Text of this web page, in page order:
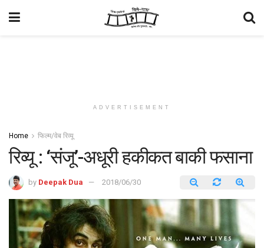
ADVERTISEMENT
Home फिल्म/वेब रिव्यू
रिव्यू : ‘संजू’-अधूरी हकीकत बाकी फसाना
by Deepak Dua 2018/06/30